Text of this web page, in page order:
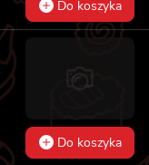
Do koszyka
Do koszyka